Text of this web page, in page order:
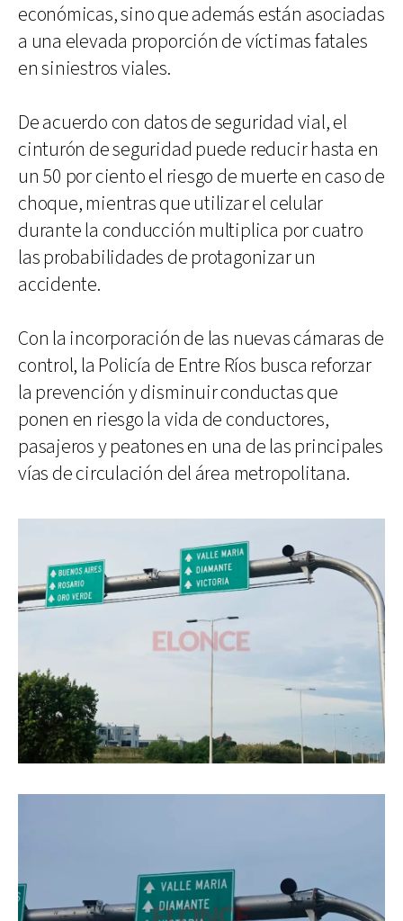
económicas, sino que además están asociadas
a una elevada proporción de víctimas fatales
en siniestros viales.
De acuerdo con datos de seguridad vial, el
cinturón de seguridad puede reducir hasta en
un 50 por ciento el riesgo de muerte en caso de
choque, mientras que utilizar el celular
durante la conducción multiplica por cuatro
las probabilidades de protagonizar un
accidente.
Con la incorporación de las nuevas cámaras de
control, la Policía de Entre Ríos busca reforzar
la prevención y disminuir conductas que
ponen en riesgo la vida de conductores,
pasajeros y peatones en una de las principales
vías de circulación del área metropolitana.